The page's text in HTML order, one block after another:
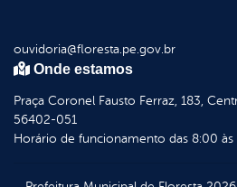
ouvidoria@floresta.pe.gov.br
Onde estamos
Praça Coronel Fausto Ferraz, 183,
56402-051
Horário de funcionamento das 8:00 às